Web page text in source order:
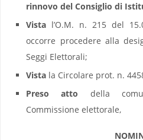
rinnovo del Consiglio di
Vista l’O.M. n. 215 del
occorre procedere alla
Seggi Elettorali;
Vista la Circolare prot. n.
Preso atto della
Commissione elettorale,